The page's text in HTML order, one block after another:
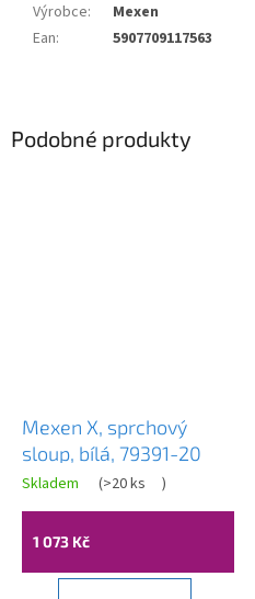
Výrobce:
Mexen
Ean: 5907709117563
Podobné produkty
Mexen X, sprchový
sloup, bílá, 79391-20
Skladem (>20 ks )
1 073 Kč